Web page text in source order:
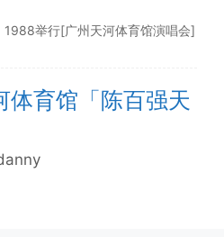
1988举行[广州天河体育馆演唱会]
体育馆「陈百强天